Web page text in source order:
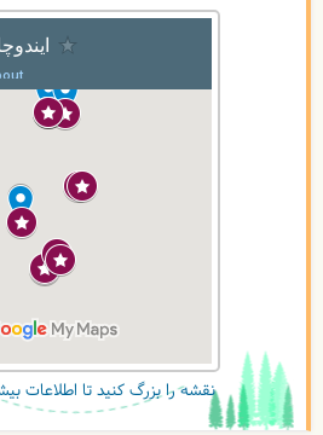
نقشه را بزرگ کنید تا اطلاعات